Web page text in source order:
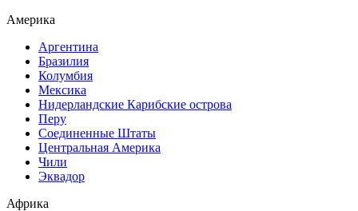
Америка
Аргентина
Бразилия
Колумбия
Мексика
Нидерландские Карибские острова
Перу
Соединенные Штаты
Центральная Америка
Чили
Эквадор
Африка